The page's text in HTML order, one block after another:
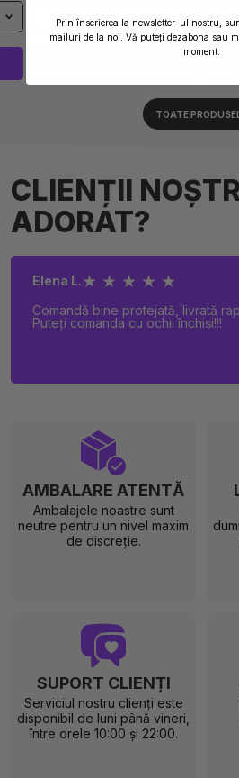
TOATE
CLIENȚII
ADORAT?
Elena L.★ ★ ★ ★ ★
Comandă bine protejată, livrată
Puteți comanda cu ochii închiși!!!
AMBALARE ATENTĂ
Ambalajele noastre sunt
neutre pentru un nivel maxim
de discreție.
SUPORT CLIENȚI
Serviciul nostru clienți este
disponibil de luni până vineri,
între orele 10:00 și 22:00.
Prin înscrierea la newsletter-ul nostru,
mailuri de la noi. Vă puteți dezabona sau
moment.